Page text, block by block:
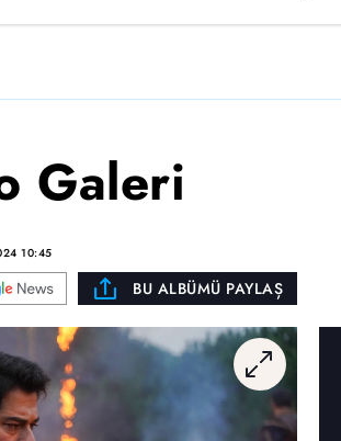
Galeri
10:45
BU ALBÜMÜ PAYLAŞ